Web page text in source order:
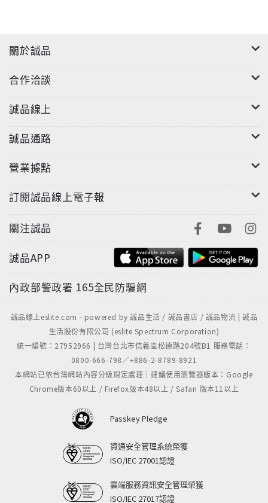
關於誠品
合作洽談
誠品線上
誠品通路
營業據點
訂閱誠品線上電子報
關注誠品
誠品APP
內政部警政署 165全民防騙網
誠品線上eslite.com - powered by 誠品生活 / 誠品書店 / 誠品物流 | 誠品
生活股份有限公司 (eslite Spectrum Corporation)
統一編號：27952966 | 台灣台北市信義區松德路204號B1 服務電話：
0800-666-798／+886-2-8789-8921
本網站已依台灣網站內容分級規定處理｜建議使用瀏覽器版本：Google
Chrome版本60以上 / Firefox版本48以上 / Safari 版本11以上
Passkey Pledge
資通安全管理系統榮獲
ISO/IEC 27001認證
雲端服務資訊安全管理榮獲
ISO/IEC 27017認證